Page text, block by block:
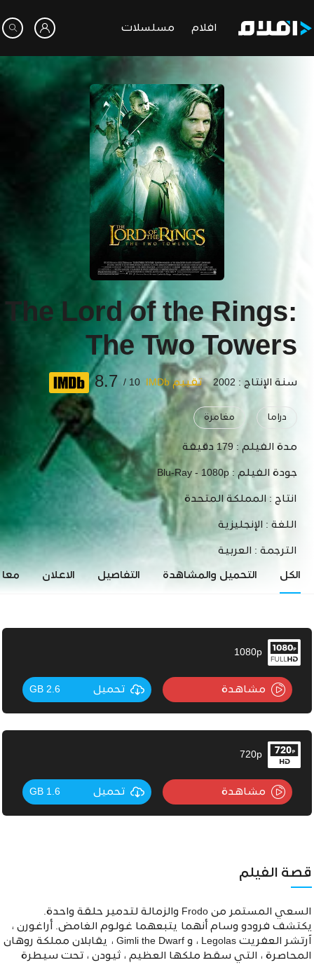
افلام مسلسلات
The Lord of the Rings:
The Two Towers
سنة الإنتاج : 2002 تقييم IMDb 10 /
8.7
دراما مغامرة
مدة الفيلم : 179 دقيقة
جودة الفيلم :Blu-Ray - 1080p
انتاج : المملكة المتحدة
اللغة : الإنجليزية
الترجمة : العربية
الكل التحميل والمشاهدة التفاصيل الاعلان
1080p
مشاهدة تحميل 2.6 GB
720p
مشاهدة تحميل 1.6 GB
قصة الفيلم
السعي المستمر من Frodo والزمالة لتدمير حلقة واحدة.
يكتشف فرودو وسام أنهما يتبعهما غولوم الغامض. أراغورن ،
آرتشر العفريت Legolas ، و Gimli the Dwarf ، يقابلان مملكة روهان
المحاصرة ، التي سقط ملكها العظيم ، ثيودن ، تحت سيطرة